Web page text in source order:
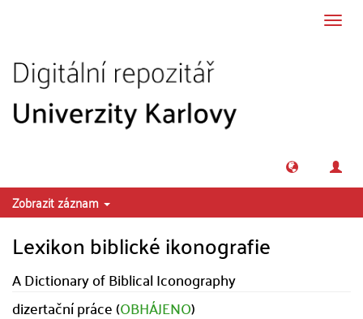
Zobrazit záznam
Lexikon biblické ikonografie
A Dictionary of Biblical Iconography
dizertační práce (OBHÁJENO)